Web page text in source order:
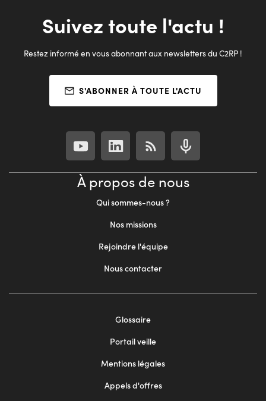
Suivez toute l'actu !
Restez informé en vous abonnant aux newsletters du C2RP !
S'ABONNER À TOUTE L'ACTU
À propos de nous
Qui sommes-nous ?
Nos missions
Rejoindre l'équipe
Nous contacter
Glossaire
Portail veille
Mentions légales
Appels d'offres